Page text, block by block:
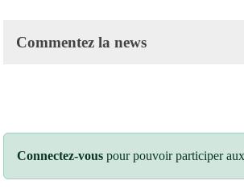
Commentez la news
Connectez-vous pour pouvoir participer